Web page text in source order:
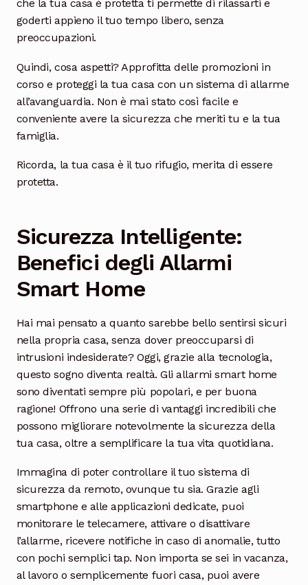
che la tua casa è protetta ti permette di rilassarti e
goderti appieno il tuo tempo libero, senza
preoccupazioni.
Quindi, cosa aspetti? Approfitta delle promozioni in
corso e proteggi la tua casa con un sistema di allarme
all’avanguardia. Non è mai stato così facile e
conveniente avere la sicurezza che meriti tu e la tua
famiglia.
Ricorda, la tua casa è il tuo rifugio, merita di essere
protetta.
Sicurezza Intelligente:
Benefici degli Allarmi
Smart Home
Hai mai pensato a quanto sarebbe bello sentirsi sicuri
nella propria casa, senza dover preoccuparsi di
intrusioni indesiderate? Oggi, grazie alla tecnologia,
questo sogno diventa realtà. Gli allarmi smart home
sono diventati sempre più popolari, e per buona
ragione! Offrono una serie di vantaggi incredibili che
possono migliorare notevolmente la sicurezza della
tua casa, oltre a semplificare la tua vita quotidiana.
Immagina di poter controllare il tuo sistema di
sicurezza da remoto, ovunque tu sia. Grazie agli
smartphone e alle applicazioni dedicate, puoi
monitorare le telecamere, attivare o disattivare
l’allarme, ricevere notifiche in caso di anomalie, tutto
con pochi semplici tap. Non importa se sei in vacanza,
al lavoro o semplicemente fuori casa, puoi avere